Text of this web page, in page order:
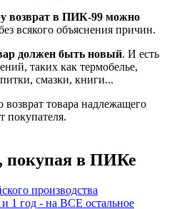
возврат в ПИК-99 можно
всякого объяснения причин.
должен быть новый. И есть
таких как термобелье,
смазки, книги...
товара надлежащего
покупателя.
покупая в ПИКе
производства
1 год - на ВСЕ остальное